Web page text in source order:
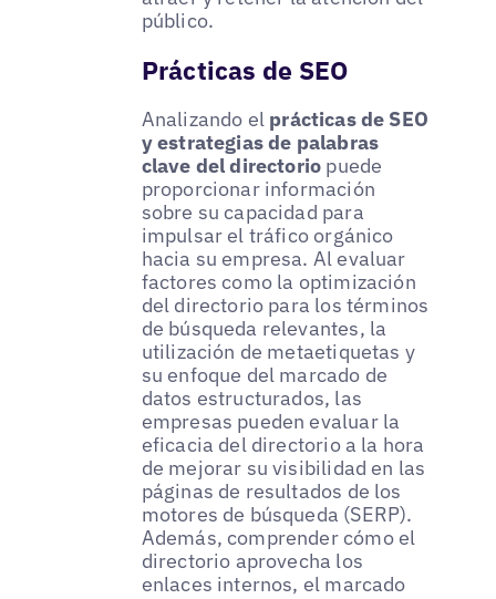
público.
Prácticas de SEO
Analizando el prácticas de SEO
y estrategias de palabras
clave del directorio puede
proporcionar información
sobre su capacidad para
impulsar el tráfico orgánico
hacia su empresa. Al evaluar
factores como la optimización
del directorio para los términos
de búsqueda relevantes, la
utilización de metaetiquetas y
su enfoque del marcado de
datos estructurados, las
empresas pueden evaluar la
eficacia del directorio a la hora
de mejorar su visibilidad en las
páginas de resultados de los
motores de búsqueda (SERP).
Además, comprender cómo el
directorio aprovecha los
enlaces internos, el marcado